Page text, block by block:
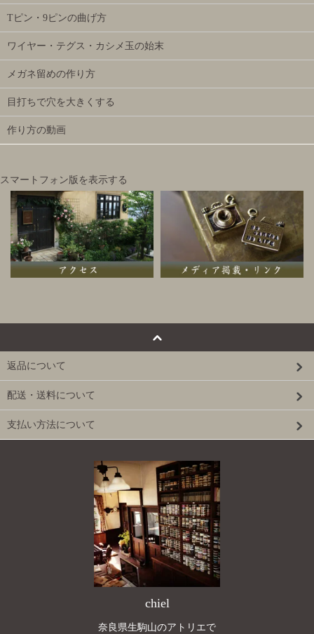
Tピン・9ピンの曲げ方
ワイヤー・テグス・カシメ玉の始末
メガネ留めの作り方
目打ちで穴を大きくする
作り方の動画
スマートフォン版を表示する
返品について
配送・送料について
支払い方法について
chiel
奈良県生駒山のアトリエで